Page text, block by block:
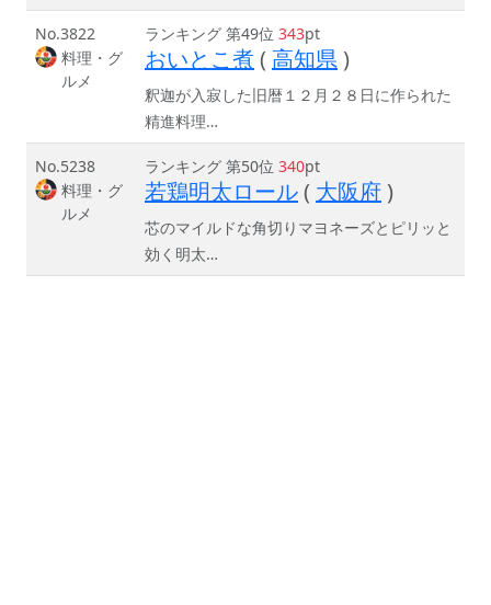
No.3822
料理・グ
ルメ
ランキング 第49位 343pt
おいとこ煮( 高知県 )
釈迦が入寂した旧暦１２月２８日に作られた
精進料理…
No.5238
料理・グ
ルメ
ランキング 第50位 340pt
若鶏明太ロール( 大阪府 )
芯のマイルドな角切りマヨネーズとピリッと
効く明太…